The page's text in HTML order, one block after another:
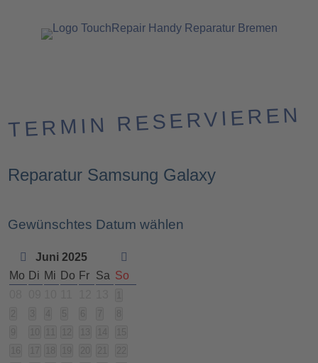
TERMIN RESERVIEREN
Reparatur Samsung Galaxy
Gewünschtes Datum wählen
Juni 2025
Mo Di Mi Do Fr Sa So